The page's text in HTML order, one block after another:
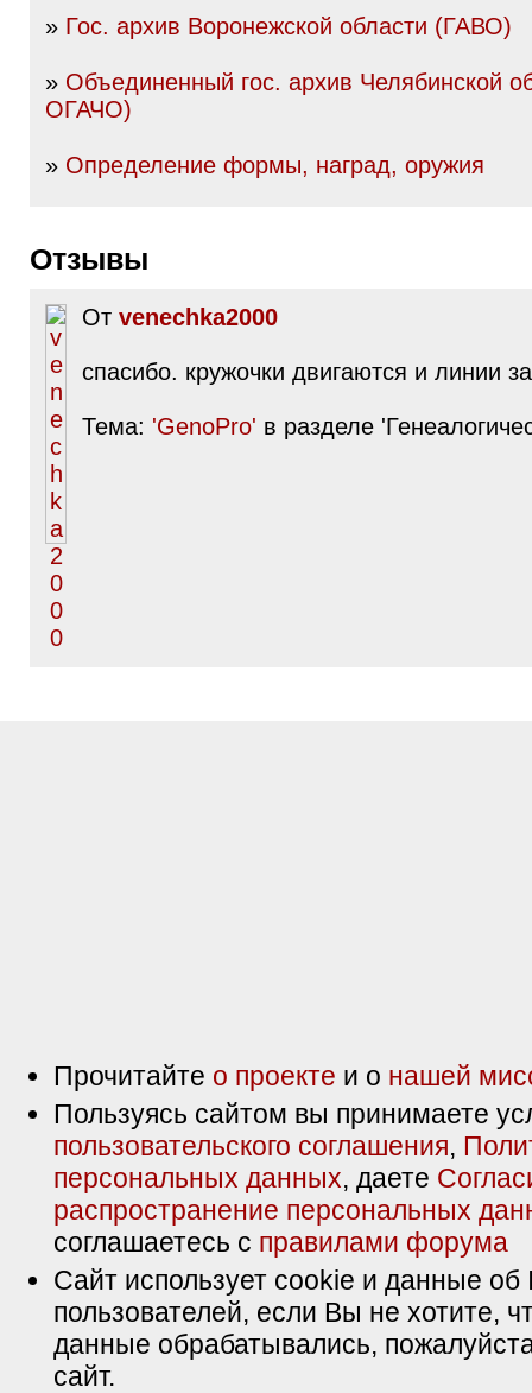
» Гос. архив Воронежской области (ГАВО)
» Объединенный гос. архив Челябинской
ОГАЧО)
» Определение формы, наград, оружия
Отзывы
От venechka2000
спасибо. кружочки двигаются и линии
Тема: 'GenoPro' в разделе
Прочитайте о проекте и о нашей
Пользуясь сайтом вы принимаете
пользовательского соглашения,
персональных данных, даете
распространение персональных
соглашаетесь с правилами форума
Сайт использует cookie и данные об
пользователей, если Вы не хотите,
данные обрабатывались,
сайт.